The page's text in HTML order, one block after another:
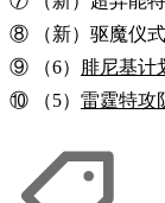
⑧ （新）驱魔仪式
⑨ （6） 腓尼基计
⑩ （5） 雷霆特攻